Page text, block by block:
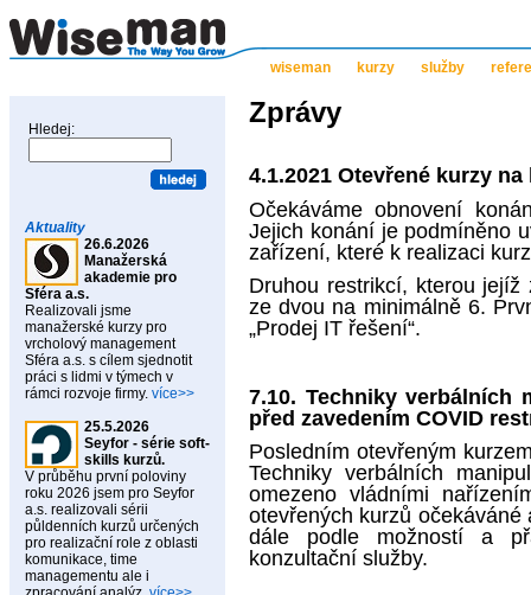
wiseman kurzy služby
Hledej:
Aktuality
26.6.2026
Manažerská
akademie pro
Sféra a.s.
Realizovali jsme
manažerské kurzy pro
vrcholový management
Sféra a.s. s cílem sjednotit
práci s lidmi v týmech v
rámci rozvoje firmy. více>>
25.5.2026
Seyfor - série soft-
skills kurzů.
V průběhu první poloviny
roku 2026 jsem pro Seyfor
a.s. realizovali sérii
půldenních kurzů určených
pro realizační role z oblasti
komunikace, time
managementu ale i
Zprávy
4.1.2021 Otevřené kurzy
Očekáváme obnovení
Jejich konání je podmíněno
zařízení, které k realizaci
Druhou restrikcí, kterou
ze dvou na minimálně 6.
„Prodej IT řešení“.
7.10. Techniky verbálních
před zavedením COVID
Posledním otevřeným
Techniky verbálních
omezeno vládními
otevřených kurzů
dále podle možností a
konzultační služby.